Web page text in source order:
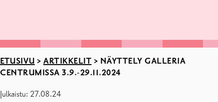
ETUSIVU > ARTIKKELIT > NÄYTTELY GALLERIA
CENTRUMISSA 3.9.-29.11.2024
Julkaistu: 27.08.24